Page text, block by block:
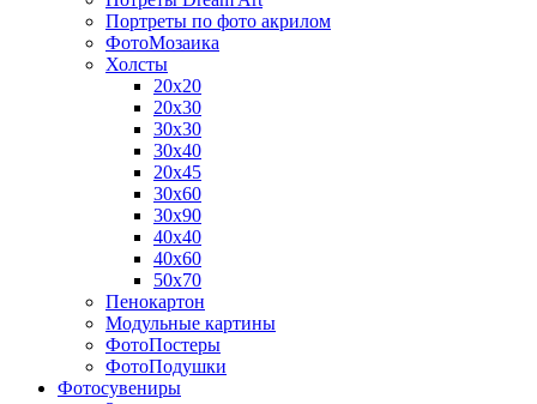
Портреты по фото акрилом
ФотоМозаика
Холсты
20х20
20х30
30х30
30х40
20х45
30х60
30х90
40х40
40х60
50х70
Пенокартон
Модульные картины
ФотоПостеры
ФотоПодушки
Фотоcувениры